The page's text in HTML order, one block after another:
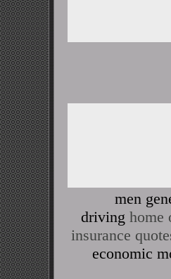
men
driving home
insurance
economic